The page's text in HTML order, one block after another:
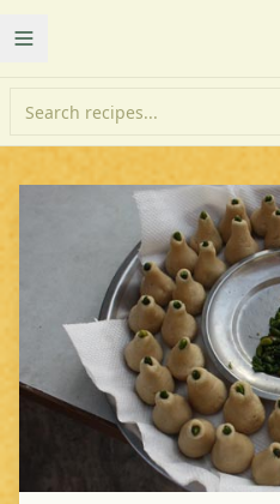
Toggle Menu